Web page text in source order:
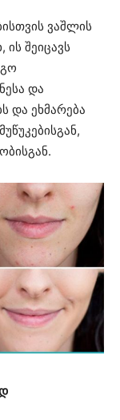
ვაშლის
შეიცავს
და
და ეხმარება